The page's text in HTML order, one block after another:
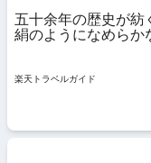
五十余年の歴史が紡
絹のようになめらか
楽天トラベルガイド